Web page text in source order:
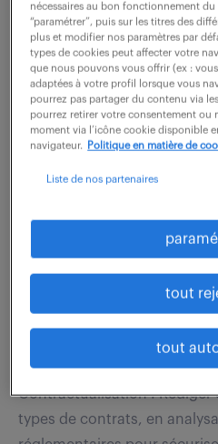
En tant que Directeur
la responsabilité globale de
croissance du pôle Maîtrise
Votre mission est d'assurer...
Courbevoie (92)
40 000 - 45 000 € / an
Contractualisation : Rédiger
types de contrats, en
nécessaires au bon fonctionnement
“paramétrer”, puis sur les titres des
plus et modifier nos paramètres par
types de cookies peut affecter votre
que nous pouvons vous offrir (ex :
adaptées à votre profil lorsque vous
pourrez pas partager du contenu via
pourrez retirer votre consentement ou
moment via l’icône cookie disponible
navigateur.
Politique en matière de
Liste de nos partenaires
tout
tout